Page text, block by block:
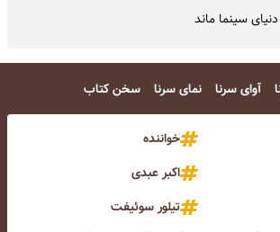
سینما ماند
آوای سرنا نمای سرنا سخن کتاب
خواننده
اکبر عبدی
تیلور سوئیفت